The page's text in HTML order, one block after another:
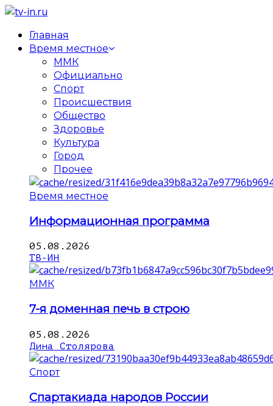
Главная
Время местное
ММК
Официально
Спорт
Происшествия
Общество
Здоровье
Культура
Город
Прочее
Время местное
Информационная программа
05.08.2026
ТВ-ИН
ММК
7-я доменная печь в строю
05.08.2026
Дина Столярова
Спорт
Спартакиада народов России